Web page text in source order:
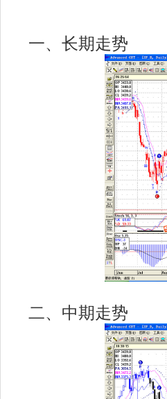
一、长期走势
二、中期走势